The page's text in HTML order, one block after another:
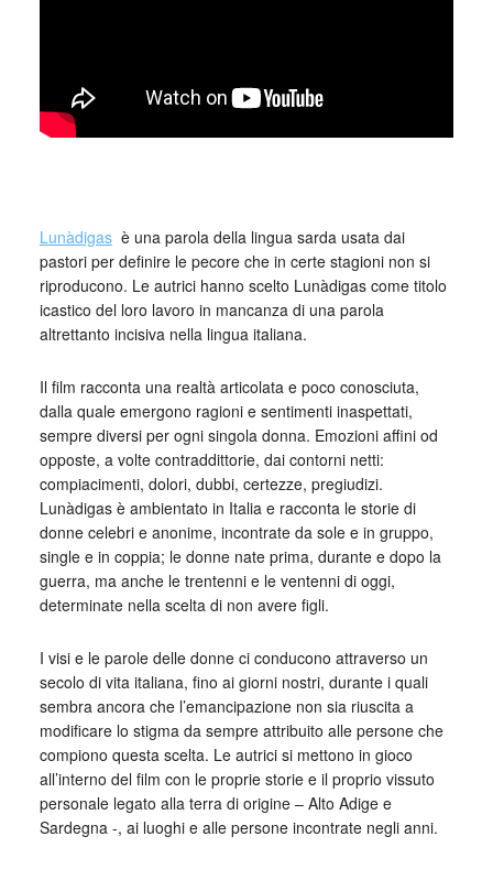
Lunàdigasè una parola della lingua sarda usata dai
pastori per definire le pecore che in certe stagioni non si
riproducono. Le autrici hanno scelto Lunàdigas come titolo
icastico del loro lavoro in mancanza di una parola
altrettanto incisiva nella lingua italiana.
Il film racconta una realtà articolata e poco conosciuta,
dalla quale emergono ragioni e sentimenti inaspettati,
sempre diversi per ogni singola donna. Emozioni affini od
opposte, a volte contraddittorie, dai contorni netti:
compiacimenti, dolori, dubbi, certezze, pregiudizi.
Lunàdigas è ambientato in Italia e racconta le storie di
donne celebri e anonime, incontrate da sole e in gruppo,
single e in coppia; le donne nate prima, durante e dopo la
guerra, ma anche le trentenni e le ventenni di oggi,
determinate nella scelta di non avere figli.
I visi e le parole delle donne ci conducono attraverso un
secolo di vita italiana, fino ai giorni nostri, durante i quali
sembra ancora che l’emancipazione non sia riuscita a
modificare lo stigma da sempre attribuito alle persone che
compiono questa scelta. Le autrici si mettono in gioco
all’interno del film con le proprie storie e il proprio vissuto
personale legato alla terra di origine – Alto Adige e
Sardegna -, ai luoghi e alle persone incontrate negli anni.